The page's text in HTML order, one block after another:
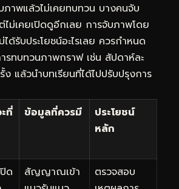
ภาพแล้วไม่เคยทบทวน บางคนจับ
ไม่เคยเปิดดูอีกเลย การจับภาพโดย
ด้รับประโยชน์อะไรเลย ควรกำหนด
รทบทวนภาพกราฟ เช่น สัปดาห์ละ
ง แล้วนำบทเรียนที่ได้ไปปรับปรุงการ
ที่
ข้อมูลที่ควรมี
ประโยชน์
หลัก
ด
สัญญาณเข้า
ตรวจสอบ